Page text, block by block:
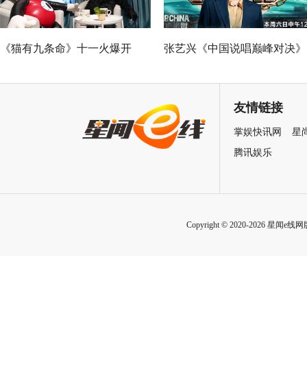
《猫有九条命》十一火爆开 张艺兴《中国说唱巅峰对决》
冲上巅峰炸裂舞台友情链接
掌娱快讯网
星
腾讯娱乐
Copyright © 2020-2026 星闻e线